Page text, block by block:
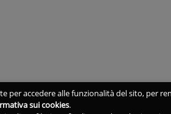
per accedere alle funzionalità del sito, per
sui cookies.